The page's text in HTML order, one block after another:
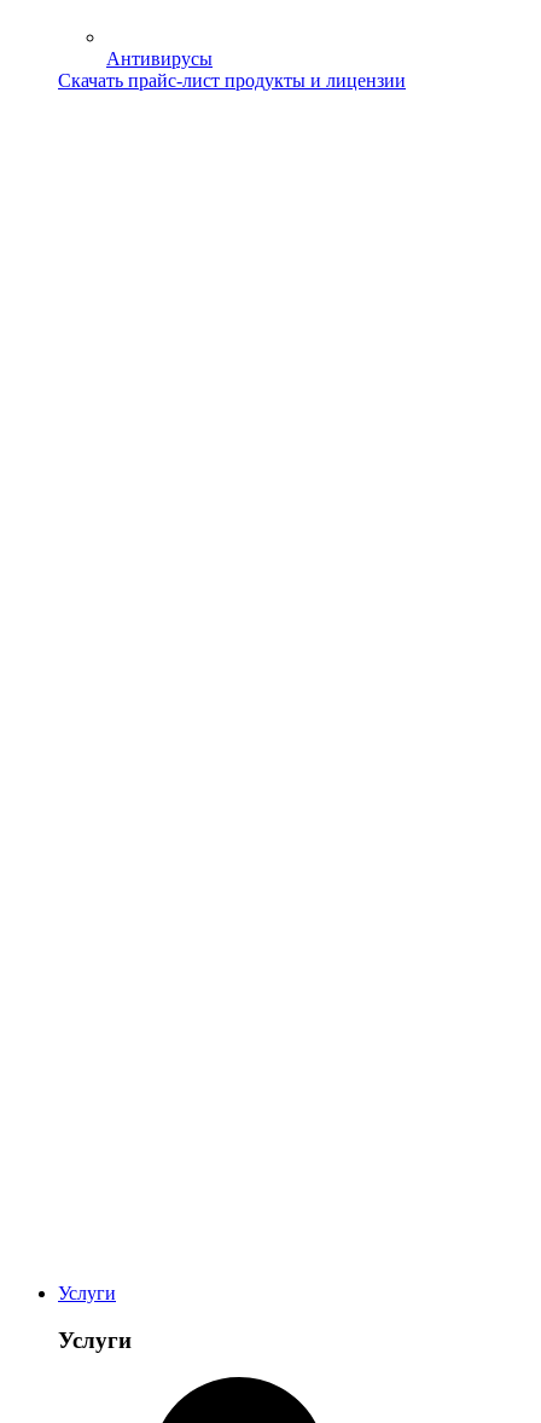
Антивирусы
Скачать прайс-лист продукты и лицензии
Услуги
Услуги